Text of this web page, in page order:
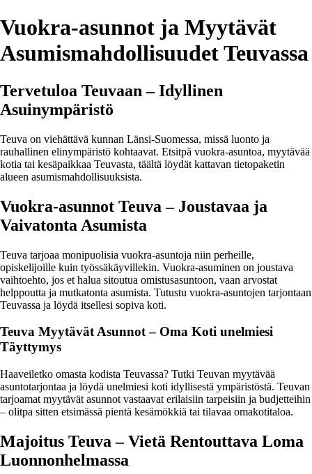
Vuokra-asunnot ja Myytävät
Asumismahdollisuudet Teuvassa
Tervetuloa Teuvaan – Idyllinen
Asuinympäristö
Teuva on viehättävä kunnan Länsi-Suomessa, missä luonto ja
rauhallinen elinympäristö kohtaavat. Etsitpä vuokra-asuntoa, myytävää
kotia tai kesäpaikkaa Teuvasta, täältä löydät kattavan tietopaketin
alueen asumismahdollisuuksista.
Vuokra-asunnot Teuva – Joustavaa ja
Vaivatonta Asumista
Teuva tarjoaa monipuolisia vuokra-asuntoja niin perheille,
opiskelijoille kuin työssäkäyvillekin. Vuokra-asuminen on joustava
vaihtoehto, jos et halua sitoutua omistusasuntoon, vaan arvostat
helppoutta ja mutkatonta asumista. Tutustu vuokra-asuntojen tarjontaan
Teuvassa ja löydä itsellesi sopiva koti.
Teuva Myytävät Asunnot – Oma Koti unelmiesi
Täyttymys
Haaveiletko omasta kodista Teuvassa? Tutki Teuvan myytävää
asuntotarjontaa ja löydä unelmiesi koti idyllisestä ympäristöstä. Teuvan
tarjoamat myytävät asunnot vastaavat erilaisiin tarpeisiin ja budjetteihin
– olitpa sitten etsimässä pientä kesämökkiä tai tilavaa omakotitaloa.
Majoitus Teuva – Vietä Rentouttava Loma
Luonnonhelmassa